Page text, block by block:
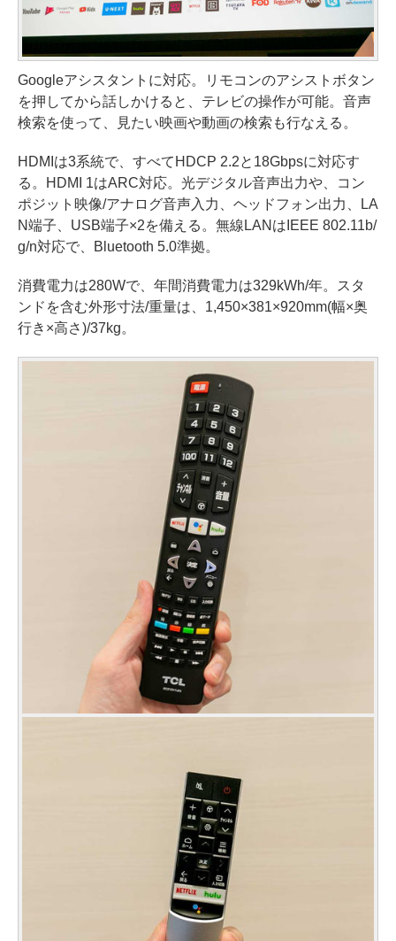
Googleアシスタントに対応。リモコンのアシストボタン
を押してから話しかけると、テレビの操作が可能。音声
検索を使って、見たい映画や動画の検索も行なえる。
HDMIは3系統で、すべてHDCP 2.2と18Gbpsに対応す
る。HDMI 1はARC対応。光デジタル音声出力や、コン
ポジット映像/アナログ音声入力、ヘッドフォン出力、LA
N端子、USB端子×2を備える。無線LANはIEEE 802.11b/
g/n対応で、Bluetooth 5.0準拠。
消費電力は280Wで、年間消費電力は329kWh/年。スタ
ンドを含む外形寸法/重量は、1,450×381×920mm(幅×奥
行き×高さ)/37kg。